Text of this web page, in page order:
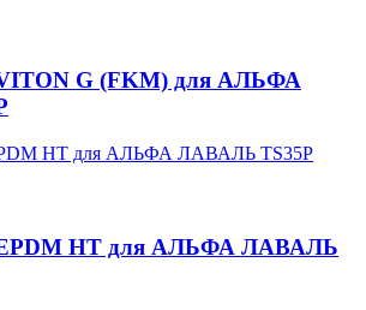
G (FKM) для АЛЬФА
HT для АЛЬФА ЛАВАЛЬ